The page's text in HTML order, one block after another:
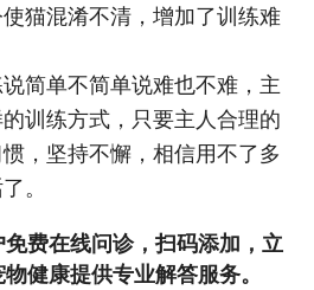
猫混淆不清，增加了训练难
单不简单说难也不难，主
训练方式，只要主人合理的
，坚持不懈，相信用不了多
。
免费在线问诊，扫码添加，立
健康提供专业解答服务。